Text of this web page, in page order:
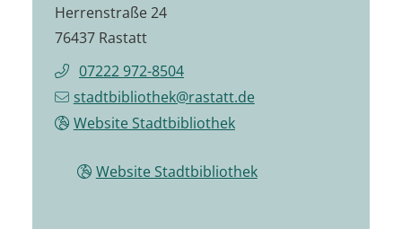
Herrenstraße 24
76437 Rastatt
07222 972-8504
stadtbibliothek@rastatt.de
Website Stadtbibliothek
Website Stadtbibliothek